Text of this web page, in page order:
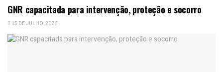
GNR capacitada para intervenção, proteção e socorro
15 DE JULHO, 2026